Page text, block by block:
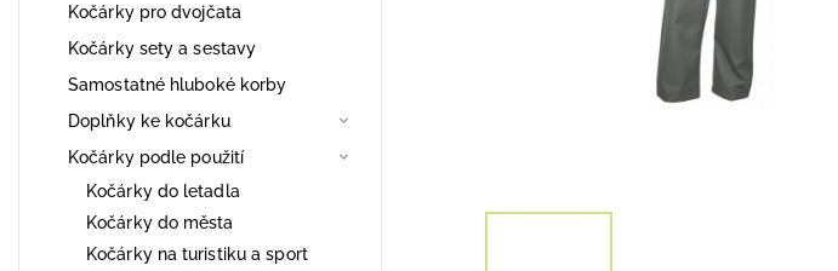
Kočárky pro dvojčata
Kočárky sety a sestavy
Samostatné hluboké korby
Doplňky ke kočárku
Kočárky podle použití
Kočárky do letadla
Kočárky do města
Kočárky na turistiku a sport